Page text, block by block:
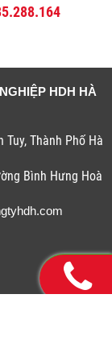
HDH HÀ
Tuy, Thành Phố Hà
Bình Hưng Hoà